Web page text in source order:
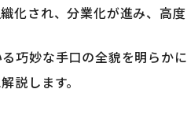
化され、分業化が進み、高
巧妙な手口の全貌を明らか
説します。